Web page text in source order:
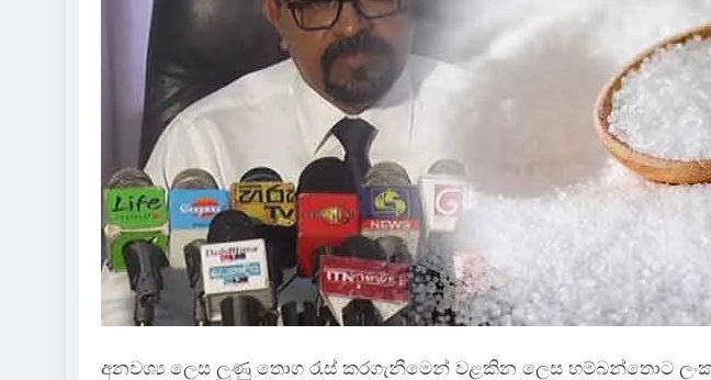
අනවශ්‍ය ලෙස ලුණු තොග රැස් කරගැනීමෙන් වළකින ලෙස හම්බන්තොට